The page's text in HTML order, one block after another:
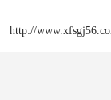
http://